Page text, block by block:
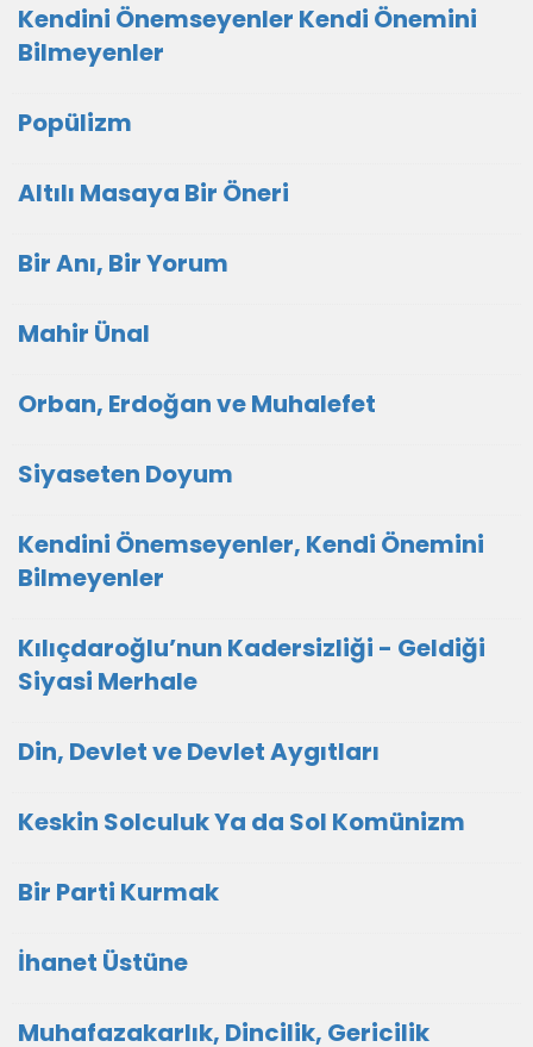
Kendini Önemseyenler Kendi Önemini
Bilmeyenler
Popülizm
Altılı Masaya Bir Öneri
Bir Anı, Bir Yorum
Mahir Ünal
Orban, Erdoğan ve Muhalefet
Siyaseten Doyum
Kendini Önemseyenler, Kendi Önemini
Bilmeyenler
Kılıçdaroğlu’nun Kadersizliği - Geldiği
Siyasi Merhale
Din, Devlet ve Devlet Aygıtları
Keskin Solculuk Ya da Sol Komünizm
Bir Parti Kurmak
İhanet Üstüne
Muhafazakarlık, Dincilik, Gericilik